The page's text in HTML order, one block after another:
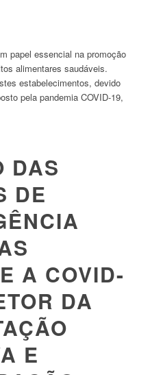
papel essencial na promoção
alimentares saudáveis.
estabelecimentos, devido
pela pandemia COVID-19,
DAS
DE
A COVID-
DA
E